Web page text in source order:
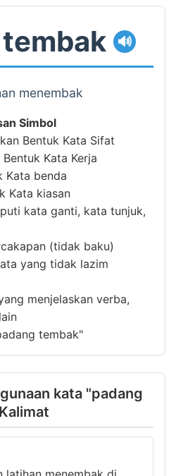
🔊
menembak
Simbol
Bentuk Kata Sifat
Kata Kerja
Kata benda
Kata kiasan
kata ganti, kata tunjuk,
(tidak baku)
yang tidak lazim
menjelaskan verba,
tembak"
kata "padang